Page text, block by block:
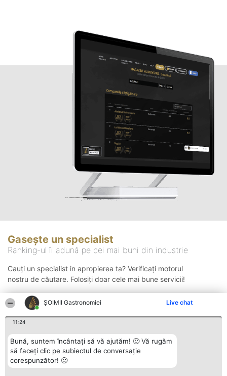
ȘOIMII Gastronomiei Live chat
11:24
Bună, suntem încântați să vă ajutăm! 🙂 Vă rugăm
să faceți clic pe subiectul de conversație
corespunzător! 🙂
Gasește un specialist
Ranking-ul îi adună pe cei mai buni din industrie
Cauți un specialist in apropierea ta? Verificați motorul
nostru de căutare. Folosiți doar cele mai bune servicii!